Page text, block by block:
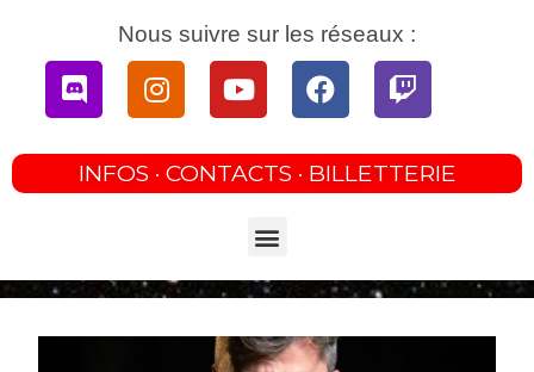
Nous suivre sur les réseaux :
DiscordInstagramYoutubeFacebookTwitch
INFOS · CONTACTS · BILLETTERIE
Menu